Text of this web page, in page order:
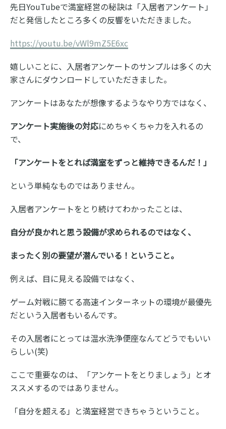
先日YouTubeで満室経営の秘訣は「入居者アンケート」
だと発信したところ多くの反響をいただきました。
https://youtu.be/vWl9mZ5E6xc
嬉しいことに、入居者アンケートのサンプルは多くの大
家さんにダウンロードしていただきました。
アンケートはあなたが想像するようなやり方ではなく、
アンケート実施後の対応にめちゃくちゃ力を入れるの
で、
「アンケートをとれば満室をずっと維持できるんだ！」
という単純なものではありません。
入居者アンケートをとり続けてわかったことは、
自分が良かれと思う設備が求められるのではなく、
まったく別の要望が潜んでいる！ということ。
例えば、目に見える設備ではなく、
ゲーム対戦に勝てる高速インターネットの環境が最優先
だという入居者もいるんです。
その入居者にとっては温水洗浄便座なんてどうでもいい
らしい(笑)
ここで重要なのは、「アンケートをとりましょう」とオ
ススメするのではありません。
「自分を超える」と満室経営できちゃうということ。